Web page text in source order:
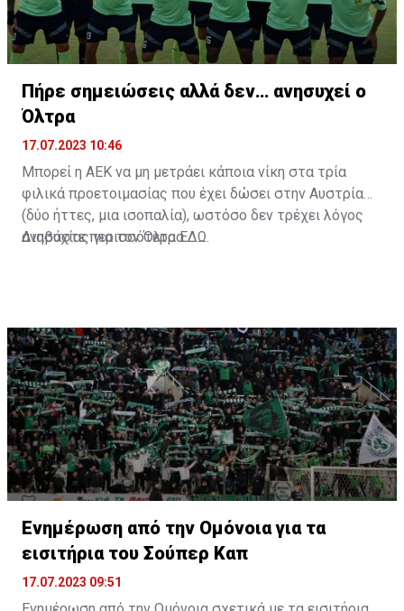
Πήρε σημειώσεις αλλά δεν… ανησυχεί ο
Όλτρα
17.07.2023 10:46
Μπορεί η ΑΕΚ να μη μετράει κάποια νίκη στα τρία
φιλικά προετοιμασίας που έχει δώσει στην Αυστρία
(δύο ήττες, μια ισοπαλία), ωστόσο δεν τρέχει λόγος
ανησυχίας για τον Όλτρα.
Διαβάστε περισσότεραΕΔΩ.
Ενημέρωση από την Ομόνοια για τα
εισιτήρια του Σούπερ Καπ
17.07.2023 09:51